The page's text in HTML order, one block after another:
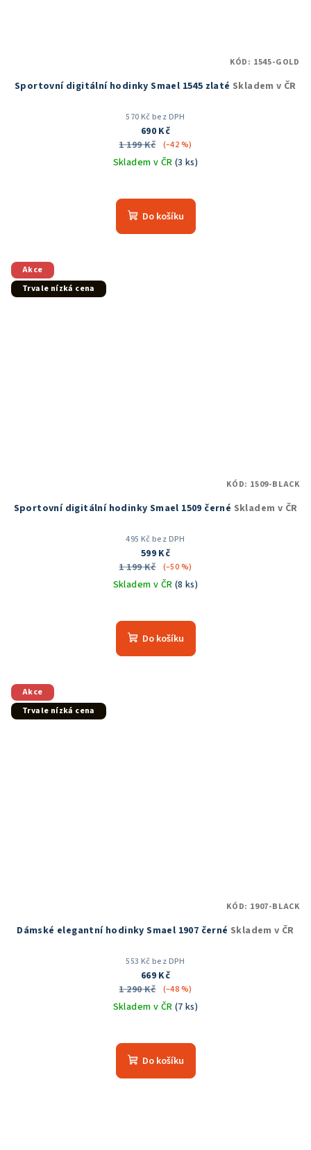
Sportovní digitální hodinky Smael 1545 zlaté Skladem v ČR
570 Kč bez DPH
690 Kč
1 199 Kč
(–42 %)
Skladem v ČR (3 ks)
hodnocení
produktu
Do košíku
KÓD: 1545-GOLD
Akce
Trvale nízká cena
Sportovní digitální hodinky Smael 1509 černé Skladem v ČR
495 Kč bez DPH
599 Kč
1 199 Kč
(–50 %)
Skladem v ČR (8 ks)
hodnocení
produktu
Do košíku
KÓD: 1509-BLACK
Akce
Trvale nízká cena
Dámské elegantní hodinky Smael 1907 černé Skladem v ČR
553 Kč bez DPH
669 Kč
1 290 Kč
(–48 %)
Skladem v ČR (7 ks)
Do košíku
KÓD: 1907-BLACK